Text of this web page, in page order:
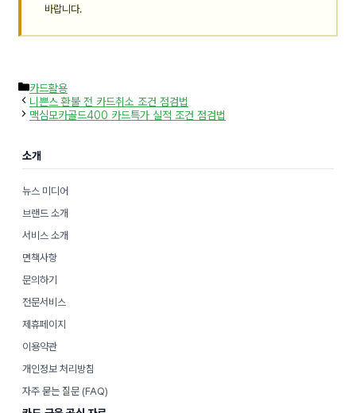
바랍니다.
카
테
고
리
카드활용
니쁜스 환불 전 카드취소 조건 점검법
맥심모카골드400 카드특가 실적 조건 점검법
소개
뉴스 미디어
브랜드 소개
서비스 소개
면책사항
문의하기
전문서비스
제휴페이지
이용약관
개인정보 처리방침
자주 묻는 질문 (FAQ)